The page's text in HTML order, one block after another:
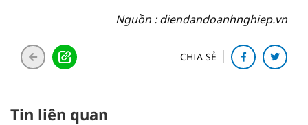
Nguồn : diendandoanhnghiep.vn
CHIA SẺ
Tin liên quan